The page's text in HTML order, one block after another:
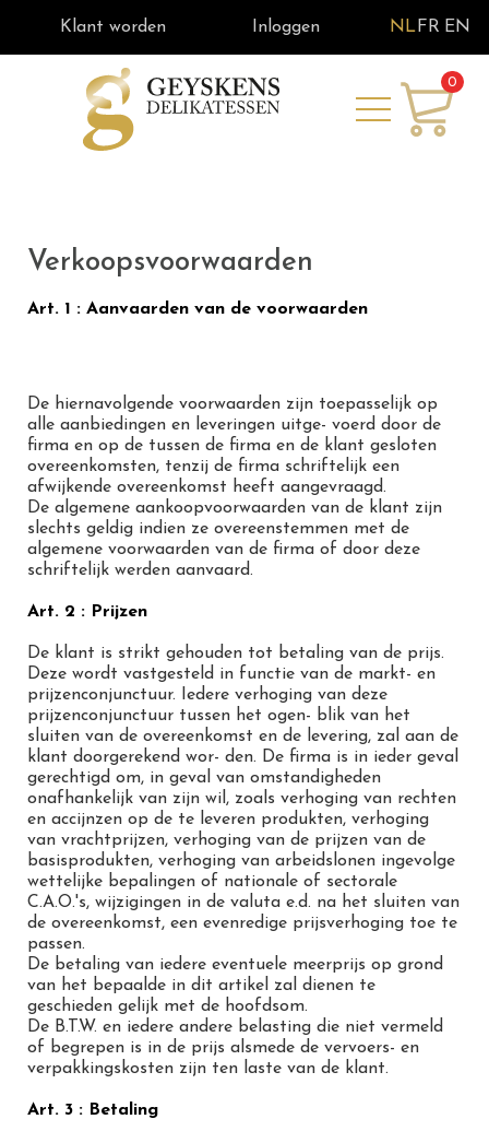
Klant worden Inloggen NL FR EN
0
Verkoopsvoorwaarden
Art. 1 : Aanvaarden van de voorwaarden
De hiernavolgende voorwaarden zijn toepasselijk op
alle aanbiedingen en leveringen uitge- voerd door de
firma en op de tussen de firma en de klant gesloten
overeenkomsten, tenzij de firma schriftelijk een
afwijkende overeenkomst heeft aangevraagd.
De algemene aankoopvoorwaarden van de klant zijn
slechts geldig indien ze overeenstemmen met de
algemene voorwaarden van de firma of door deze
schriftelijk werden aanvaard.
Art. 2 : Prijzen
De klant is strikt gehouden tot betaling van de prijs.
Deze wordt vastgesteld in functie van de markt- en
prijzenconjunctuur. Iedere verhoging van deze
prijzenconjunctuur tussen het ogen- blik van het
sluiten van de overeenkomst en de levering, zal aan de
klant doorgerekend wor- den. De firma is in ieder geval
gerechtigd om, in geval van omstandigheden
onafhankelijk van zijn wil, zoals verhoging van rechten
en accijnzen op de te leveren produkten, verhoging
van vrachtprijzen, verhoging van de prijzen van de
basisprodukten, verhoging van arbeidslonen ingevolge
wettelijke bepalingen of nationale of sectorale
C.A.O.'s, wijzigingen in de valuta e.d. na het sluiten van
de overeenkomst, een evenredige prijsverhoging toe te
passen.
De betaling van iedere eventuele meerprijs op grond
van het bepaalde in dit artikel zal dienen te
geschieden gelijk met de hoofdsom.
De B.T.W. en iedere andere belasting die niet vermeld
of begrepen is in de prijs alsmede de vervoers- en
verpakkingskosten zijn ten laste van de klant.
Art. 3 : Betaling